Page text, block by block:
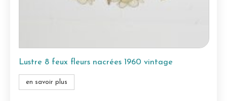
Lustre 8 feux fleurs nacrées 1960 vintage
en savoir plus